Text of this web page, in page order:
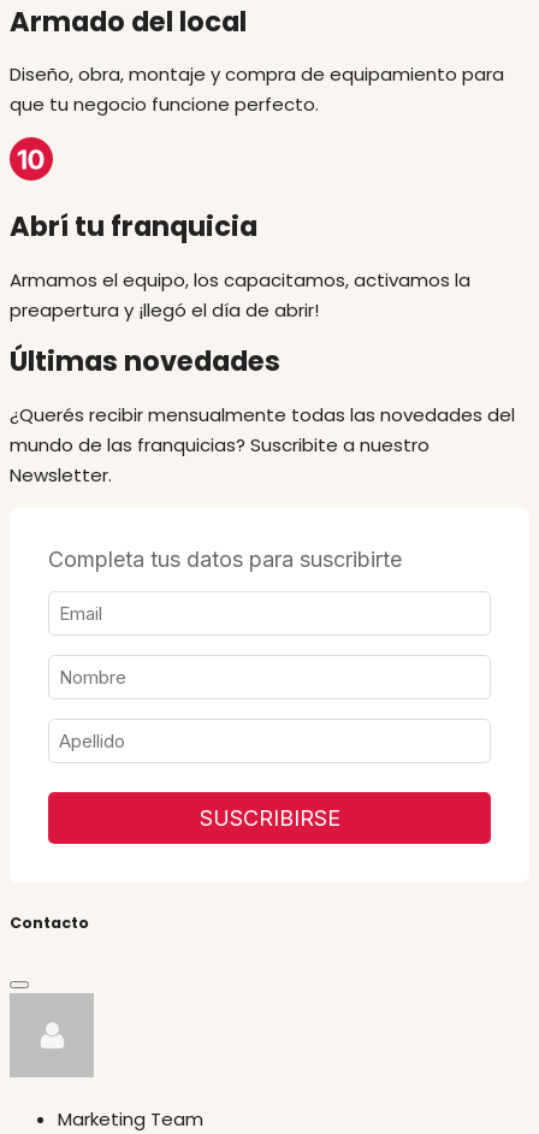
Armado del local
Diseño, obra, montaje y compra de equipamiento para
que tu negocio funcione perfecto.
Abrí tu franquicia
Armamos el equipo, los capacitamos, activamos la
preapertura y ¡llegó el día de abrir!
Últimas novedades
¿Querés recibir mensualmente todas las novedades del
mundo de las franquicias? Suscribite a nuestro
Newsletter.
Completa tus datos para suscribirte
SUSCRIBIRSE
Contacto
Marketing Team